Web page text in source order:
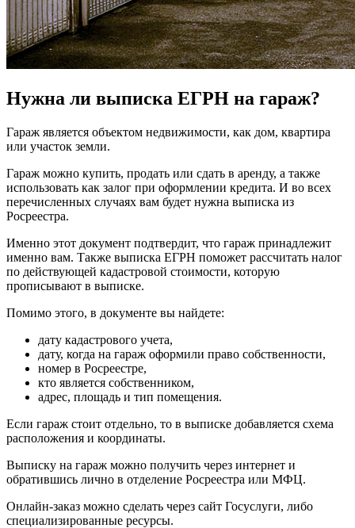
Нужна ли выписка ЕГРН на гараж?
Гараж является объектом недвижимости, как дом, квартира
или участок земли.
Гараж можно купить, продать или сдать в аренду, а также
использовать как залог при оформлении кредита. И во всех
перечисленных случаях вам будет нужна выписка из
Росреестра.
Именно этот документ подтвердит, что гараж принадлежит
именно вам. Также выписка ЕГРН поможет рассчитать налог
по действующей кадастровой стоимости, которую
прописывают в выписке.
Помимо этого, в документе вы найдете:
дату кадастрового учета,
дату, когда на гараж оформили право собственности,
номер в Росреестре,
кто является собственником,
адрес, площадь и тип помещения.
Если гараж стоит отдельно, то в выписке добавляется схема
расположения и координаты.
Выписку на гараж можно получить через интернет и
обратившись лично в отделение Росреестра или МФЦ.
Онлайн-заказ можно сделать через сайт Госуслуги, либо
специализированные ресурсы.